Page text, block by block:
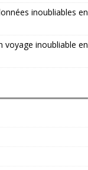
inoubliables en
voyage inoubliable en